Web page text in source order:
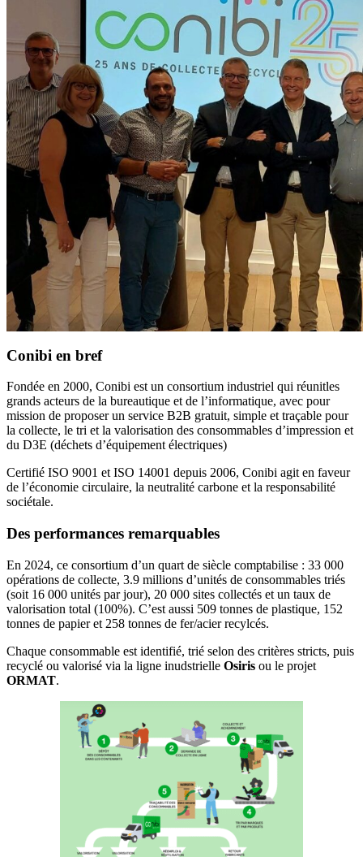
Conibi en bref
Fondée en 2000, Conibi est un consortium industriel qui réunitles
grands acteurs de la bureautique et de l’informatique, avec pour
mission de proposer un service B2B gratuit, simple et traçable pour
la collecte, le tri et la valorisation des consommables d’impression et
du D3E (déchets d’équipement électriques)
Certifié ISO 9001 et ISO 14001 depuis 2006, Conibi agit en faveur
de l’économie circulaire, la neutralité carbone et la responsabilité
sociétale.
Des performances remarquables
En 2024, ce consortium d’un quart de siècle comptabilise : 33 000
opérations de collecte, 3.9 millions d’unités de consommables triés
(soit 16 000 unités par jour), 20 000 sites collectés et un taux de
valorisation total (100%). C’est aussi 509 tonnes de plastique, 152
tonnes de papier et 258 tonnes de fer/acier recylcés.
Chaque consommable est identifié, trié selon des critères stricts, puis
recyclé ou valorisé via la ligne inudstrielle Osiris ou le projet
ORMAT.